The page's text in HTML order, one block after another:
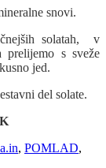
snovi.
solatah, v
prelijemo s sveže
jed.
del solate.
K
, POMLAD,